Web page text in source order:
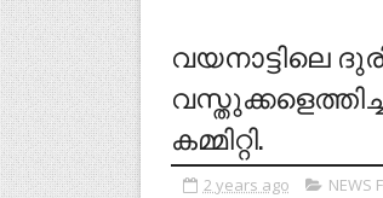
വയനാട്ടിലെ
കമ്മിറ്റി.
2 years ago NEWS